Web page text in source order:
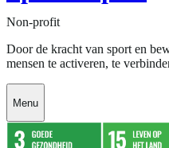
Non-profit
Door de kracht van sport en
mensen te activeren, te
Menu